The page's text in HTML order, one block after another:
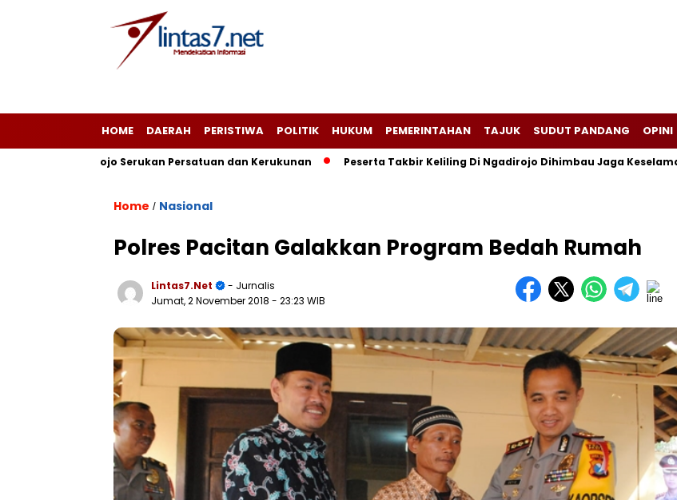
HOME DAERAH PERISTIWA POLITIK HUKUM PEMERINTAHAN TAJUK SUDUT PANDANG OPINI
Ngadirojo Serukan Persatuan dan Kerukunan Peserta Takbir Keliling Di Ngadirojo Dihimbau Jaga Keselamatan
Home / Nasional
Polres Pacitan Galakkan Program Bedah Rumah
Lintas7.net
- Jurnalis
Jumat, 2 November 2018 - 23:23 WIB